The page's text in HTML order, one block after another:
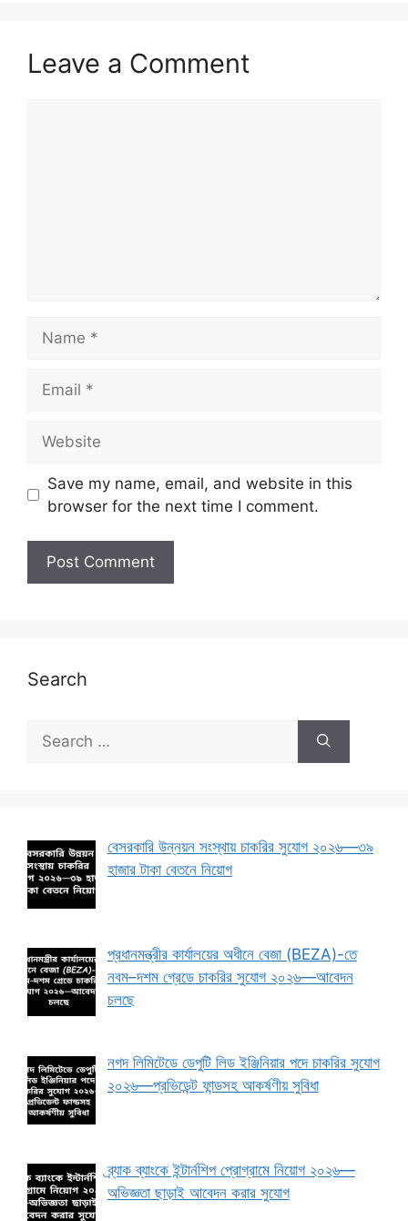
Leave a Comment
Save my name, email, and website in this
browser for the next time I comment.
Search
Search
for:
বেসরকারি উন্নয়ন সংস্থায় চাকরির সুযোগ ২০২৬—৩৯
হাজার টাকা বেতনে নিয়োগ
প্রধানমন্ত্রীর কার্যালয়ের অধীনে বেজা (BEZA)-তে
নবম–দশম গ্রেডে চাকরির সুযোগ ২০২৬—আবেদন
চলছে
নগদ লিমিটেডে ডেপুটি লিড ইঞ্জিনিয়ার পদে চাকরির সুযোগ
২০২৬—প্রভিডেন্ট ফান্ডসহ আকর্ষণীয় সুবিধা
ব্র্যাক ব্যাংকে ইন্টার্নশিপ প্রোগ্রামে নিয়োগ ২০২৬—
অভিজ্ঞতা ছাড়াই আবেদন করার সুযোগ